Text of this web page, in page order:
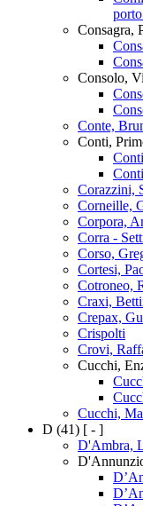
Consagra,
Consolo,
Conte,
Conti,
Corazzini,
Corneille,
Corpora,
Corra -
Corso,
Cortesi,
Cotroneo,
Craxi,
Crepax,
Crispolti
Crovi,
Cucchi,
Cucchi,
D (41) [ - ]
D'Ambra,